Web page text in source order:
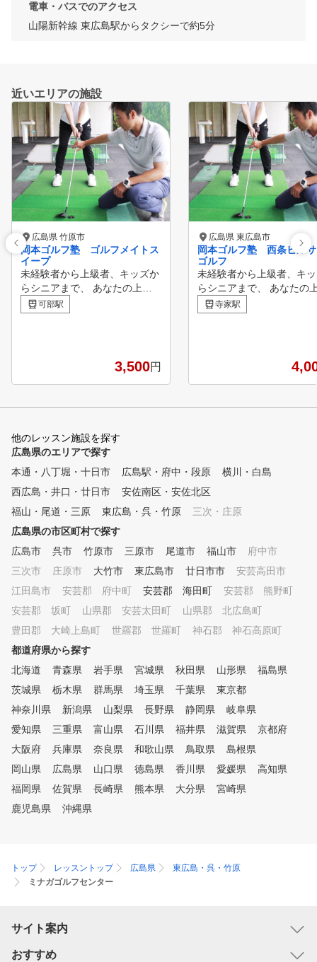
電車・バスでのアクセス
山陽新幹線 東広島駅からタクシーで約5分
近いエリアの施設
広島県 竹原市
岡本ゴルフ塾 ゴルフメイトス
イープ
未経験者から上級者、キッズか
らシニアまで、 あなたの上達
を徹底サポートします！
可部駅
3,500円
広島県 東広島市
岡本ゴルフ塾 西条ヒル
ゴルフ
未経験者から上級者、キ
らシニアまで、 あなたの
を徹底サポートします！
寺家駅
他のレッスン施設を探す
広島県のエリアで探す
本通・八丁堀・十日市
広島駅・府中・段原
横川・白島
西広島・井口・廿日市
安佐南区・安佐北区
福山・尾道・三原
東広島・呉・竹原
三次・庄原
広島県の市区町村で探す
広島市
呉市 竹原市 三原市 尾道市 福山市
府中市
三次市
庄原市 大竹市 東広島市 廿日市市
安芸高田市
江田島市
安芸郡 府中町 安芸郡 海田町
安芸郡 熊野町
安芸郡 坂町
山県郡 安芸太田町
山県郡 北広島町
豊田郡 大崎上島町
世羅郡 世羅町
神石郡 神石高原町
都道府県から探す
北海道
青森県 岩手県 宮城県 秋田県 山形県
福島県
茨城県
栃木県 群馬県 埼玉県 千葉県
東京都
神奈川県
新潟県 山梨県 長野県 静岡県
岐阜県
愛知県
三重県 富山県 石川県 福井県 滋賀県
京都府
大阪府
兵庫県 奈良県 和歌山県 鳥取県
島根県
岡山県
広島県 山口県 徳島県 香川県 愛媛県
高知県
福岡県
佐賀県 長崎県 熊本県 大分県
宮崎県
鹿児島県
沖縄県
トップ レッスントップ 広島県
東広島・呉・竹原
ミナガゴルフセンター
サイト案内
おすすめ